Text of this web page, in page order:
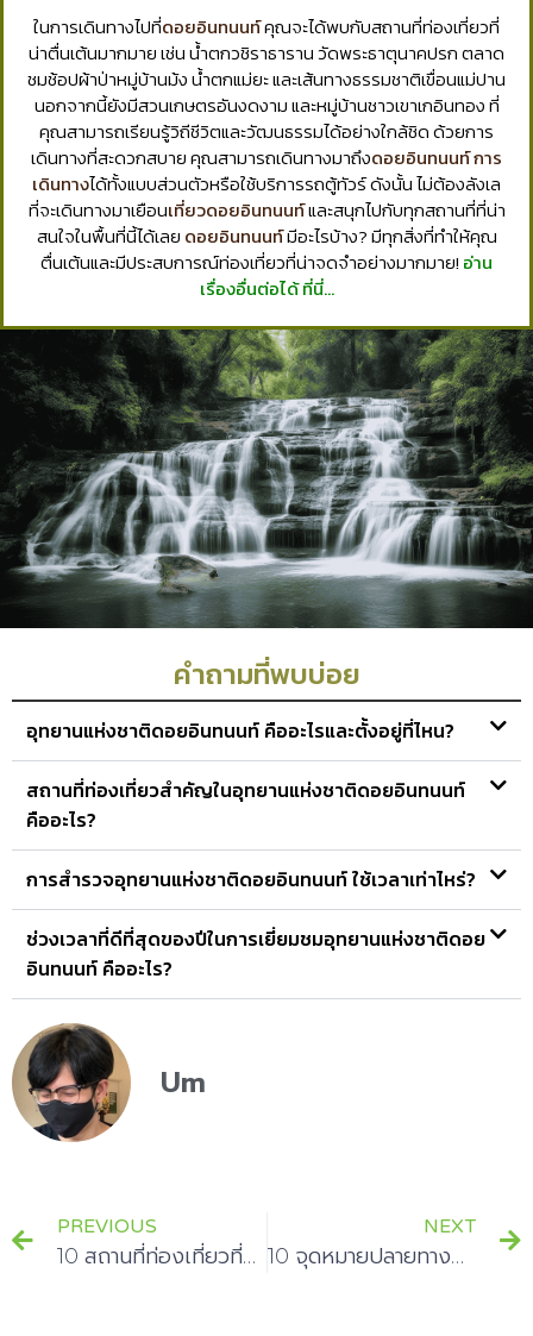
ในการเดินทางไปที่ดอยอินทนนท์คุณจะได้พบกับสถานที่ท่องเที่ยวที่
น่าตื่นเต้นมากมาย เช่น น้ำตกวชิราธาราน วัดพระธาตุนาคปรก ตลาด
ชมช้อปผ้าป่าหมู่บ้านม้ง น้ำตกแม่ยะ และเส้นทางธรรมชาติเขื่อนแม่ปาน
นอกจากนี้ยังมีสวนเกษตรอันงดงาม และหมู่บ้านชาวเขาเกอินทอง ที่
คุณสามารถเรียนรู้วิถีชีวิตและวัฒนธรรมได้อย่างใกล้ชิด ด้วยการ
เดินทางที่สะดวกสบาย คุณสามารถเดินทางมาถึงดอยอินทนนท์ การ
เดินทางได้ทั้งแบบส่วนตัวหรือใช้บริการรถตู้ทัวร์ ดังนั้น ไม่ต้องลังเล
ที่จะเดินทางมาเยือนเที่ยวดอยอินทนนท์และสนุกไปกับทุกสถานที่ที่น่า
สนใจในพื้นที่นี้ได้เลย ดอยอินทนนท์มีอะไรบ้าง? มีทุกสิ่งที่ทำให้คุณ
ตื่นเต้นและมีประสบการณ์ท่องเที่ยวที่น่าจดจำอย่างมากมาย!อ่าน
เรื่องอื่นต่อได้ ที่นี่…
คำถามที่พบบ่อย
อุทยานแห่งชาติดอยอินทนนท์ คืออะไรและตั้งอยู่ที่ไหน?
สถานที่ท่องเที่ยวสำคัญในอุทยานแห่งชาติดอยอินทนนท์
คืออะไร?
การสำรวจอุทยานแห่งชาติดอยอินทนนท์ ใช้เวลาเท่าไหร่?
ช่วงเวลาที่ดีที่สุดของปีในการเยี่ยมชมอุทยานแห่งชาติดอย
อินทนนท์ คืออะไร?
Um
PREVIOUS
10 สถานที่ท่องเที่ยวที่ต้องไปเมืองปารีส
NEXT
10 จุดหมายปลายทางยอดนิยมในฮานอยเพื่อสำรวจ